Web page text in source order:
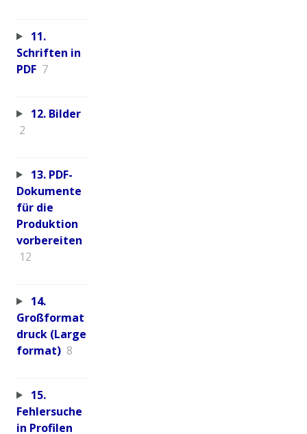
11.
Schriften in
PDF 7
12. Bilder
2
13. PDF-
Dokumente
für die
Produktion
vorbereiten
12
14.
Großformat
druck (Large
format) 8
15.
Fehlersuche
in Profilen